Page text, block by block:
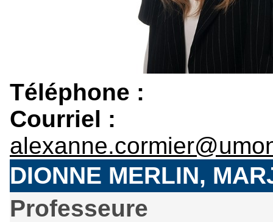
Téléphone :
Courriel :
DIONNE MERLIN,
Professeure